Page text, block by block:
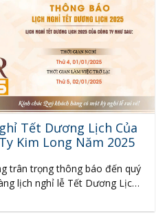
Tết Dương Lịch Của
Kim Long Năm 2025
trân trọng thông báo đến quý
lịch nghỉ lễ Tết Dương Lịch
chúc Quý khách hàng luôn